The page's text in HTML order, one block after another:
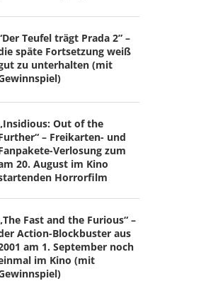
Teufel trägt Prada 2” –
späte Fortsetzung weiß
zu unterhalten (mit
Out of the
– Freikarten- und
Verlosung zum
20. August im Kino
Horrorfilm
Fast and the Furious“ –
Action-Blockbuster aus
am 1. September noch
im Kino (mit